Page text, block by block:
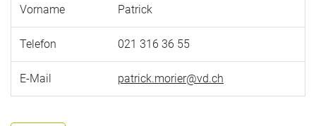
Vorname Patrick
Telefon 021 316 36 55
E-Mail patrick.morier@vd.ch